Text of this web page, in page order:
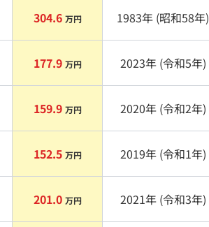
304.6 万円 1983年 (昭和58年)
177.9 万円 2023年 (令和5年)
159.9 万円 2020年 (令和2年)
152.5 万円 2019年 (令和1年)
201.0 万円 2021年 (令和3年)